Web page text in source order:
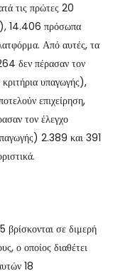
τις πρώτες 20
14.406 πρόσωπα
Από αυτές, τα
δεν πέρασαν τον
υπαγωγής),
επιχείρηση,
τον έλεγχο
2.389 και 391
βρίσκονται σε διμερή
ο οποίος διαθέτει
18